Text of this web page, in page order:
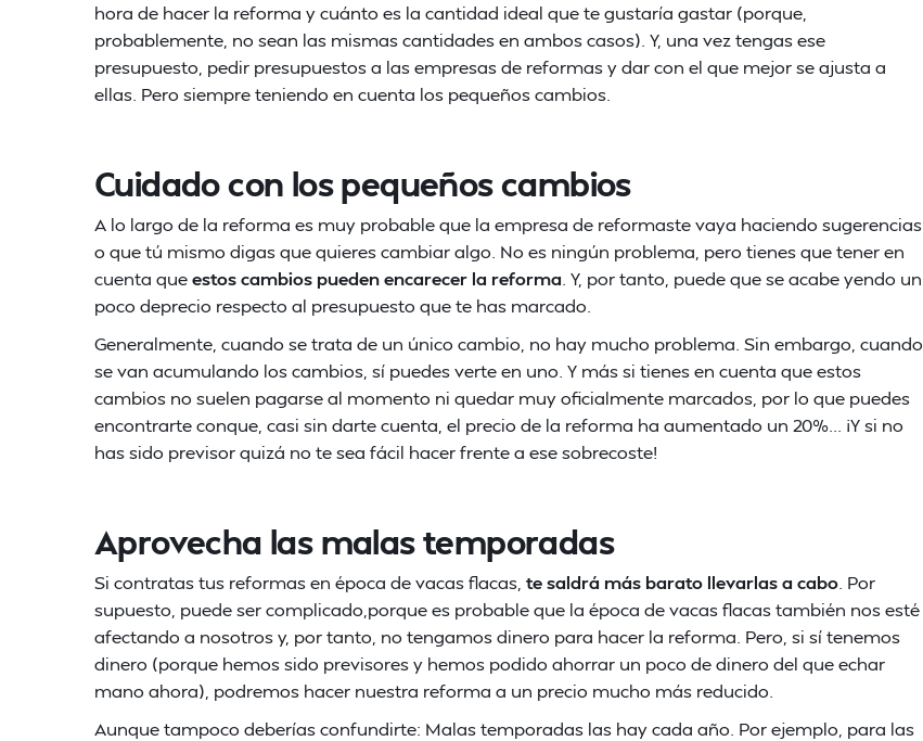
hora de hacer la reforma y cuánto es la cantidad ideal que te gustaría gastar (porque,
probablemente, no sean las mismas cantidades en ambos casos). Y, una vez tengas ese
presupuesto, pedir presupuestos a las empresas de reformas y dar con el que mejor se ajusta a
ellas. Pero siempre teniendo en cuenta los pequeños cambios.
Cuidado con los pequeños cambios
A lo largo de la reforma es muy probable que la empresa de reformaste vaya haciendo sugerencias
o que tú mismo digas que quieres cambiar algo. No es ningún problema, pero tienes que tener en
cuenta queestos cambios pueden encarecer la reforma . Y, por tanto, puede que se acabe yendo un
poco deprecio respecto al presupuesto que te has marcado.
Generalmente, cuando se trata de un único cambio, no hay mucho problema. Sin embargo, cuando
se van acumulando los cambios, sí puedes verte en uno. Y más si tienes en cuenta que estos
cambios no suelen pagarse al momento ni quedar muy oficialmente marcados, por lo que puedes
encontrarte conque, casi sin darte cuenta, el precio de la reforma ha aumentado un 20%... ¡Y si no
has sido previsor quizá no te sea fácil hacer frente a ese sobrecoste!
Aprovecha las malas temporadas
Si contratas tus reformas en época de vacas flacas, te saldrá más barato llevarlas a cabo . Por
supuesto, puede ser complicado,porque es probable que la época de vacas flacas también nos esté
afectando a nosotros y, por tanto, no tengamos dinero para hacer la reforma. Pero, si sí tenemos
dinero (porque hemos sido previsores y hemos podido ahorrar un poco de dinero del que echar
mano ahora), podremos hacer nuestra reforma a un precio mucho más reducido.
Aunque tampoco deberías confundirte: Malas temporadas las hay cada año. Por ejemplo, para las